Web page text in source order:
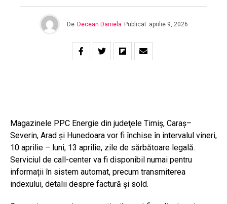
De Decean Daniela Publicat aprilie 9, 2026
Magazinele PPC Energie din judeţele Timiş, Caraş–
Severin, Arad și Hunedoara vor fi închise în intervalul vineri,
10 aprilie – luni, 13 aprilie, zile de sărbătoare legală.
Serviciul de call-center va fi disponibil numai pentru
informații în sistem automat, precum transmiterea
indexului, detalii despre factură și sold.